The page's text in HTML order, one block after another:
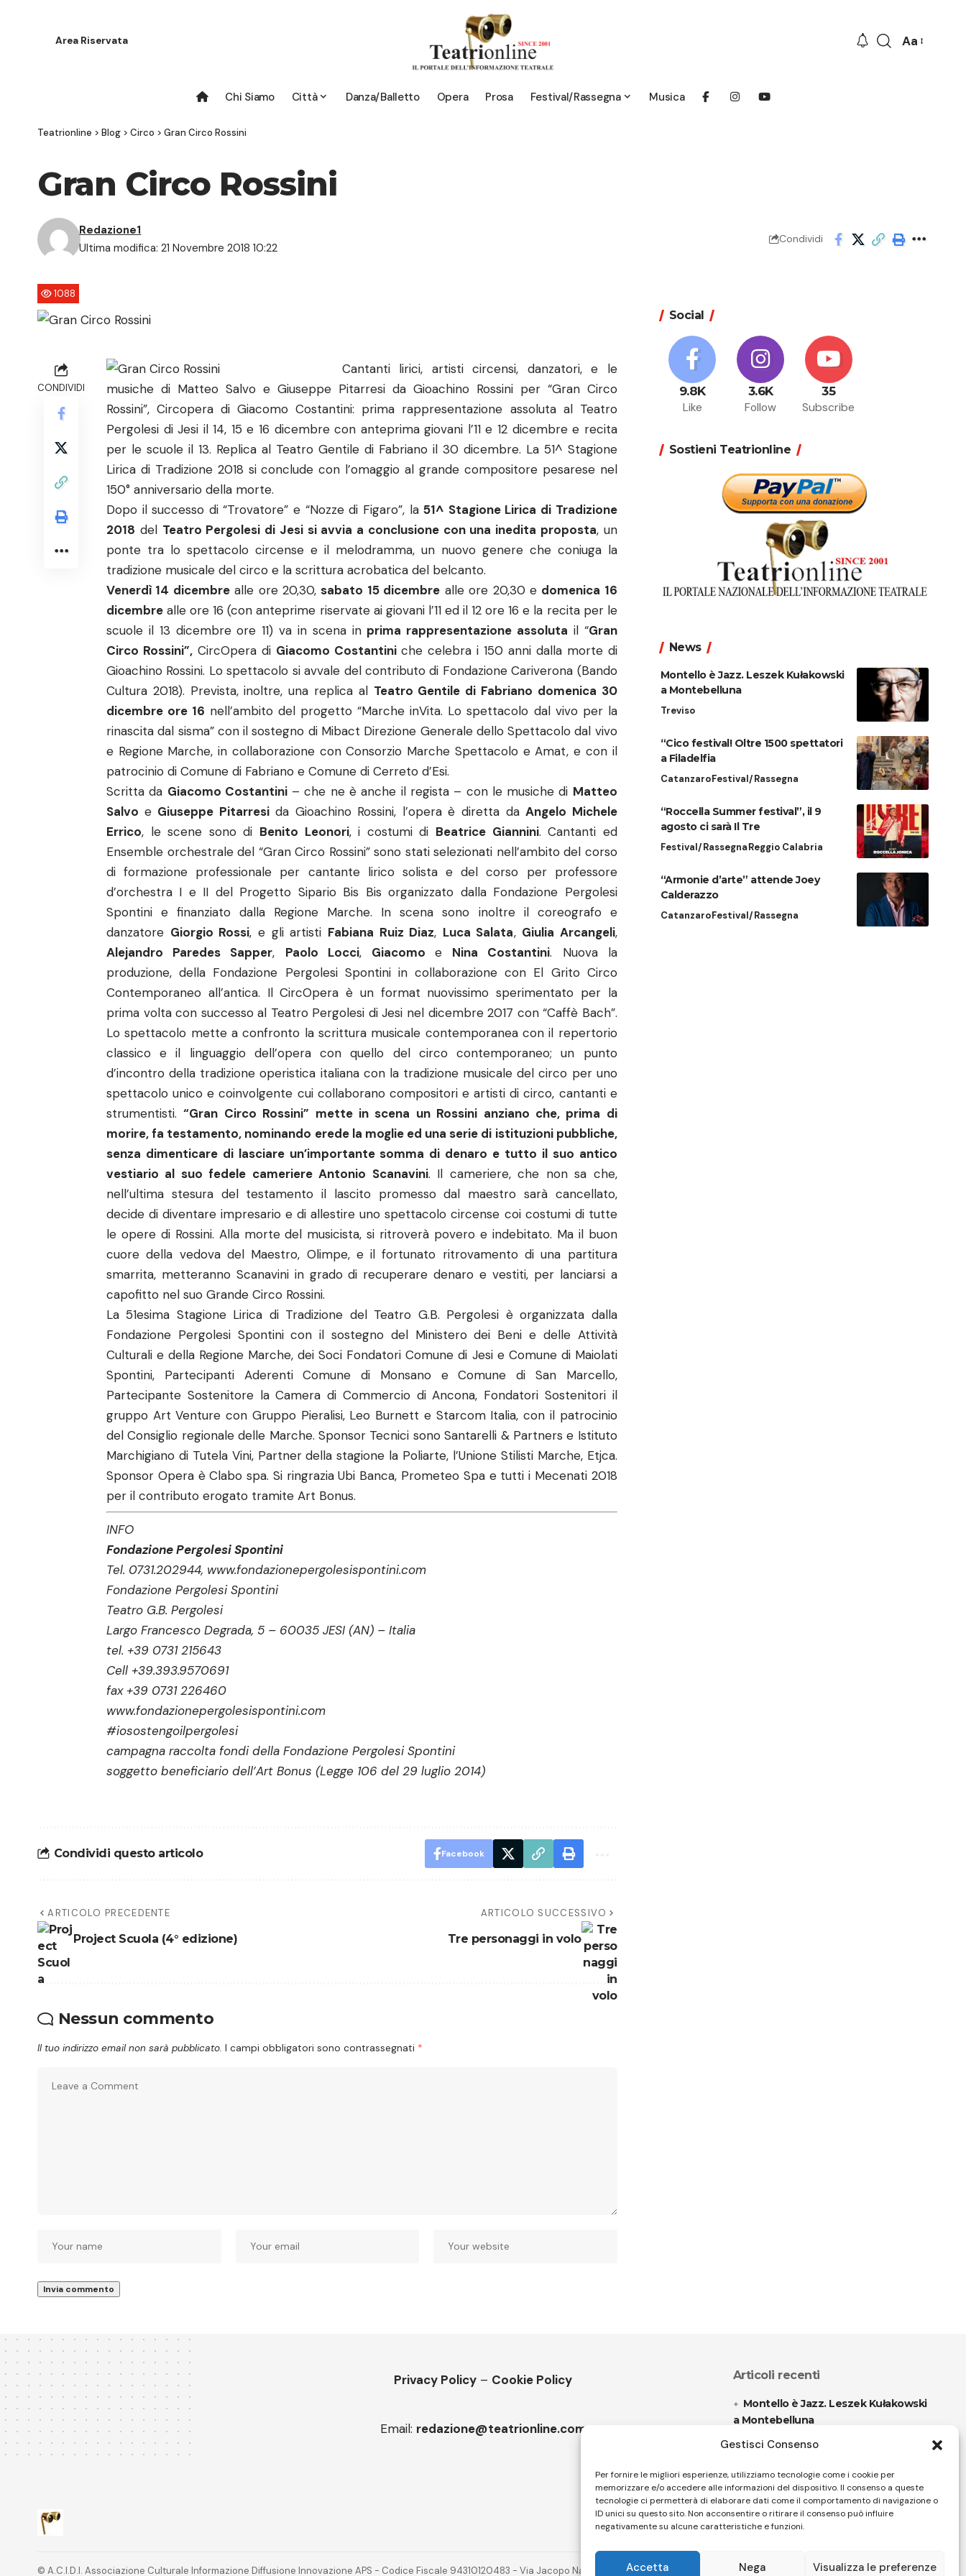
Gestisci Consenso
Per fornire le migliori esperienze, utilizziamo tecnologie come i cookie per
memorizzare e/o accedere alle informazioni del dispositivo. Il consenso a queste
tecnologie ci permetterà di elaborare dati come il comportamento di navigazione o
ID unici su questo sito. Non acconsentire o ritirare il consenso può influire
negativamente su alcune caratteristiche e funzioni.
Accetta Nega Visualizza le preferenze
Area Riservata
Font
Aa
Chi Siamo Città Danza/Balletto Opera Prosa Festival/Rassegna Musica
Teatrionline > Blog > Circo > Gran Circo Rossini
Gran Circo Rossini
Ultima modifica: 21 Novembre 2018 10:22
Redazione1
Condividi
1088
CONDIVIDI
Cantanti lirici, artisti circensi, danzatori, e le
musiche di Matteo Salvo e Giuseppe Pitarresi da Gioachino Rossini per “Gran Circo
Rossini”, Circopera di Giacomo Costantini: prima rappresentazione assoluta al Teatro
Pergolesi di Jesi il 14, 15 e 16 dicembre con anteprima giovani l’11 e 12 dicembre e recita
per le scuole il 13. Replica al Teatro Gentile di Fabriano il 30 dicembre. La 51^ Stagione
Lirica di Tradizione 2018 si conclude con l’omaggio al grande compositore pesarese nel
150° anniversario della morte.
Dopo il successo di “Trovatore” e “Nozze di Figaro”, la51^ Stagione Lirica di Tradizione
2018 del Teatro Pergolesi di Jesi si avvia a conclusione con una inedita proposta, un
ponte tra lo spettacolo circense e il melodramma, un nuovo genere che coniuga la
tradizione musicale del circo e la scrittura acrobatica del belcanto.
Venerdì 14 dicembrealle ore 20,30,sabato 15 dicembre alle ore 20,30 e domenica 16
dicembre alle ore 16 (con anteprime riservate ai giovani l’11 ed il 12 ore 16 e la recita per le
scuole il 13 dicembre ore 11) va in scena in prima rappresentazione assoluta il “Gran
Circo Rossini”,CircOpera di Giacomo Costantiniche celebra i 150 anni dalla morte di
Gioachino Rossini. Lo spettacolo si avvale del contributo di Fondazione Cariverona (Bando
Cultura 2018). Prevista, inoltre, una replica al Teatro Gentile di Fabriano domenica 30
dicembre ore 16 nell’ambito del progetto “Marche inVita. Lo spettacolo dal vivo per la
rinascita dal sisma” con il sostegno di Mibact Direzione Generale dello Spettacolo dal vivo
e Regione Marche, in collaborazione con Consorzio Marche Spettacolo e Amat, e con il
patrocinio di Comune di Fabriano e Comune di Cerreto d’Esi.
Scritta da Giacomo Costantini– che ne è anche il regista – con le musiche di Matteo
Salvo e Giuseppe Pitarresida Gioachino Rossini, l’opera è diretta daAngelo Michele
Errico, le scene sono di Benito Leonori, i costumi di Beatrice Giannini. Cantanti ed
Ensemble orchestrale del “Gran Circo Rossini” sono stati selezionati nell’ambito del corso
di formazione professionale per cantante lirico solista e del corso per professore
d’orchestra I e II del Progetto Sipario Bis Bis organizzato dalla Fondazione Pergolesi
Spontini e finanziato dalla Regione Marche. In scena sono inoltre il coreografo e
danzatore Giorgio Rossi, e gli artisti Fabiana Ruiz Diaz, Luca Salata, Giulia Arcangeli,
Alejandro Paredes Sapper, Paolo Locci, Giacomoe Nina Costantini. Nuova la
produzione, della Fondazione Pergolesi Spontini in collaborazione con El Grito Circo
Contemporaneo all’antica. Il CircOpera è un format nuovissimo sperimentato per la
prima volta con successo al Teatro Pergolesi di Jesi nel dicembre 2017 con “Caffè Bach”.
Lo spettacolo mette a confronto la scrittura musicale contemporanea con il repertorio
classico e il linguaggio dell’opera con quello del circo contemporaneo; un punto
d’incontro della tradizione operistica italiana con la tradizione musicale del circo per uno
spettacolo unico e coinvolgente cui collaborano compositori e artisti di circo, cantanti e
strumentisti.“Gran Circo Rossini” mette in scena un Rossini anziano che, prima di
morire, fa testamento, nominando erede la moglie ed una serie di istituzioni pubbliche,
senza dimenticare di lasciare un’importante somma di denaro e tutto il suo antico
vestiario al suo fedele cameriere Antonio Scanavini. Il cameriere, che non sa che,
nell’ultima stesura del testamento il lascito promesso dal maestro sarà cancellato,
decide di diventare impresario e di allestire uno spettacolo circense coi costumi di tutte
le opere di Rossini. Alla morte del musicista, si ritroverà povero e indebitato. Ma il buon
cuore della vedova del Maestro, Olimpe, e il fortunato ritrovamento di una partitura
smarrita, metteranno Scanavini in grado di recuperare denaro e vestiti, per lanciarsi a
capofitto nel suo Grande Circo Rossini.
La 51esima Stagione Lirica di Tradizione del Teatro G.B. Pergolesi è organizzata dalla
Fondazione Pergolesi Spontini con il sostegno del Ministero dei Beni e delle Attività
Culturali e della Regione Marche, dei Soci Fondatori Comune di Jesi e Comune di Maiolati
Spontini, Partecipanti Aderenti Comune di Monsano e Comune di San Marcello,
Partecipante Sostenitore la Camera di Commercio di Ancona, Fondatori Sostenitori il
gruppo Art Venture con Gruppo Pieralisi, Leo Burnett e Starcom Italia, con il patrocinio
del Consiglio regionale delle Marche. Sponsor Tecnici sono Santarelli & Partners e Istituto
Marchigiano di Tutela Vini, Partner della stagione la Poliarte, l’Unione Stilisti Marche, Etjca.
Sponsor Opera è Clabo spa. Si ringrazia Ubi Banca, Prometeo Spa e tutti i Mecenati 2018
per il contributo erogato tramite Art Bonus.
INFO
Fondazione Pergolesi Spontini
Tel. 0731.202944, www.fondazionepergolesispontini.com
Fondazione Pergolesi Spontini
Teatro G.B. Pergolesi
Largo Francesco Degrada, 5 – 60035 JESI (AN) – Italia
tel. +39 0731 215643
Cell +39.393.9570691
fax +39 0731 226460
www.fondazionepergolesispontini.com
#iosostengoilpergolesi
campagna raccolta fondi della Fondazione Pergolesi Spontini
soggetto beneficiario dell’Art Bonus (Legge 106 del 29 luglio 2014)
Condividi questo articolo Facebook
ARTICOLO PRECEDENTE
Project Scuola (4° edizione)
ARTICOLO SUCCESSIVO
Tre personaggi in volo
Nessun commento
Il tuo indirizzo email non sarà pubblicato. I campi obbligatori sono contrassegnati *
Social
9.8K
Like
3.6K
Follow
35
Subscribe
Sostieni Teatrionline
News
Montello è Jazz. Leszek Kułakowski
a Montebelluna
Treviso
“Cico festival! Oltre 1500 spettatori
a Filadelfia
CatanzaroFestival/Rassegna
“Roccella Summer festival”, il 9
agosto ci sarà Il Tre
Festival/RassegnaReggio Calabria
“Armonie d’arte” attende Joey
Calderazzo
CatanzaroFestival/Rassegna
Privacy Policy – Cookie Policy
Email: redazione@teatrionline.com
Articoli recenti
Montello è Jazz. Leszek Kułakowski
a Montebelluna
“Cico festival! Oltre 1500 spettatori
Follow US
© A.C.I.D.I. Associazione Culturale Informazione Diffusione Innovazione APS - Codice Fiscale 94310120483 - Via Jacopo Nardi 21 - 50132 Firenze - SEO BY SIMONE ROMPIETTI SR WEB